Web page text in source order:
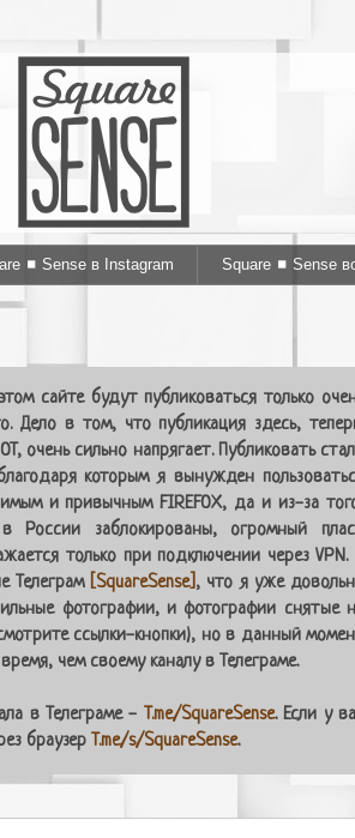
◼ Sense в Instagram Square ◼ Sense
сайте будут публиковаться только
Дело в том, что публикация здесь,
очень сильно напрягает. Публиковать
которым я вынужден
и привычным FIREFOX, да и из-за
России заблокированы, огромный
только при подключении через VPN.
Телеграм [SquareSense], что я уже
фотографии, и фотографии снятые
ссылки-кнопки), но в данный
чем своему каналу в Телеграме.
в Телеграме - T.me/SquareSense. Если у
браузер T.me/s/SquareSense.